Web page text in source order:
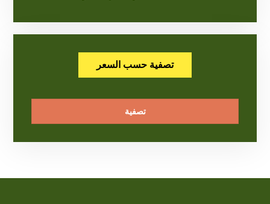
تصفية حسب السعر
تصفية